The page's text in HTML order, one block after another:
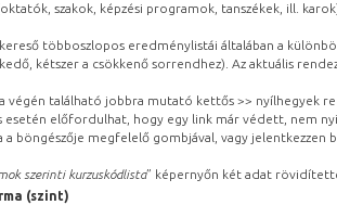
szakok, képzési programok, tanszékek, ill.
kereső többoszlopos eredménylistái általában a
kétszer a csökkenő sorrendhez). Az aktuális
végén található jobbra mutató kettős >> nyílhegyek
esetén előfordulhat, hogy egy link már védett, nem
a böngészője megfelelő gombjával, vagy
szerinti kurzuskódlista” képernyőn két adat
(szint)